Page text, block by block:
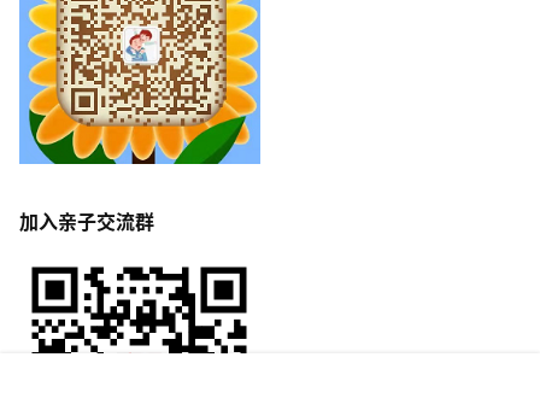
加入亲子交流群